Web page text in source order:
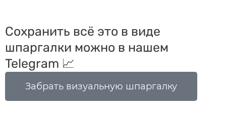
Сохранить всё это в виде
шпаргалки можно в нашем
Telegram 📈
Забрать визуальную шпаргалку